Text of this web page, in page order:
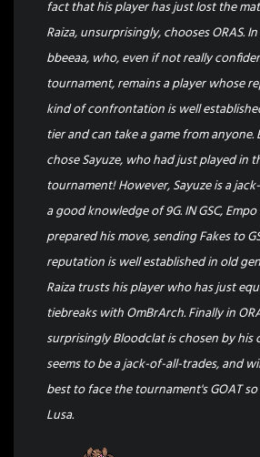
fact that his player has just lost the
Raiza, unsurprisingly, chooses ORAS. In
bbeeaa, who, even if not really
tournament, remains a player whose
kind of confrontation is well
tier and can take a game from anyone.
chose Sayuze, who had just played in
tournament! However, Sayuze is a
a good knowledge of 9G. IN GSC,
prepared his move, sending Fakes to
reputation is well established in old
Raiza trusts his player who has just
tiebreaks with OmBrArch. Finally in
surprisingly Bloodclat is chosen by his
seems to be a jack-of-all-trades, and
best to face the tournament's GOAT
Lusa.